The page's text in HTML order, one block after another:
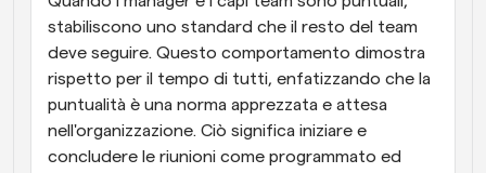
stabiliscono uno standard che il resto del team
deve seguire. Questo comportamento dimostra
rispetto per il tempo di tutti, enfatizzando che la
puntualità è una norma apprezzata e attesa
nell'organizzazione. Ciò significa iniziare e
concludere le riunioni come programmato ed